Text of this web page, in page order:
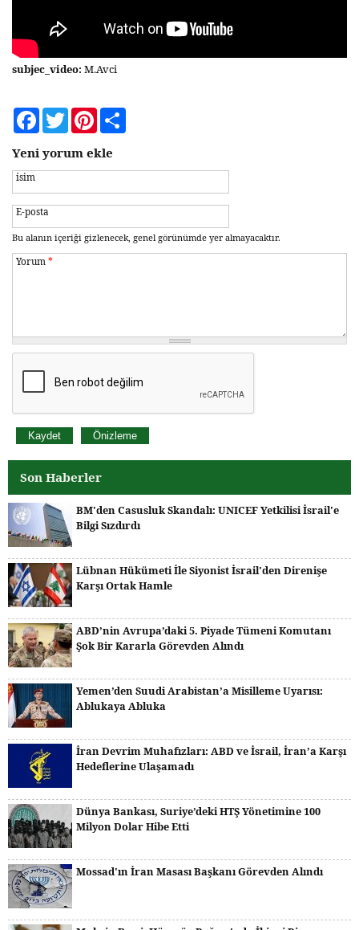
subjec_video: M.Avci
FacebookTwitterPinterest
Yeni yorum ekle
isim
E-posta
Bu alanın içeriği gizlenecek, genel görünümde yer almayacaktır.
Yorum *
Son Haberler
BM'den Casusluk Skandalı: UNICEF Yetkilisi İsrail'e
Bilgi Sızdırdı
Lübnan Hükümeti İle Siyonist İsrail'den Direnişe
Karşı Ortak Hamle
ABD’nin Avrupa’daki 5. Piyade Tümeni Komutanı
Şok Bir Kararla Görevden Alındı
Yemen’den Suudi Arabistan’a Misilleme Uyarısı:
Ablukaya Abluka
İran Devrim Muhafızları: ABD ve İsrail, İran’a Karşı
Hedeflerine Ulaşamadı
Dünya Bankası, Suriye’deki HTŞ Yönetimine 100
Milyon Dolar Hibe Etti
Mossad'ın İran Masası Başkanı Görevden Alındı